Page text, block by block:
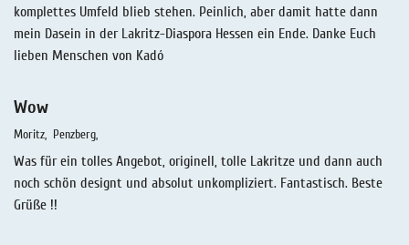
komplettes Umfeld blieb stehen. Peinlich, aber damit hatte dann
mein Dasein in der Lakritz-Diaspora Hessen ein Ende. Danke Euch
lieben Menschen von Kadó
Wow
Moritz Penzberg
Was für ein tolles Angebot, originell, tolle Lakritze und dann auch
noch schön designt und absolut unkompliziert. Fantastisch. Beste
Grüße !!